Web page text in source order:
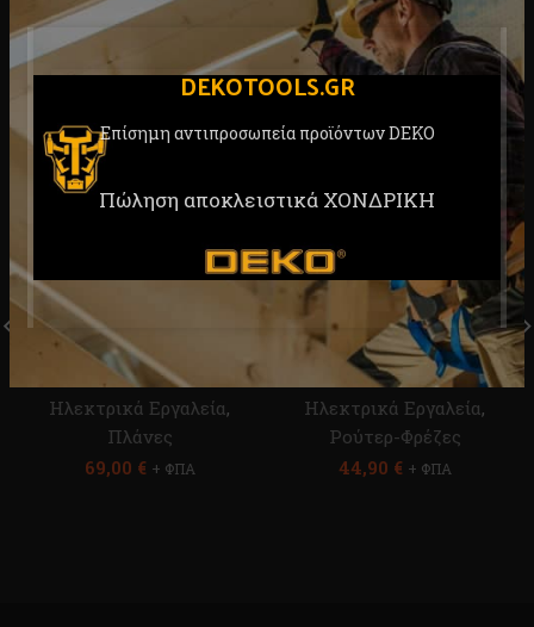
DEKOTOOLS.GR
Επίσημη αντιπροσωπεία προϊόντων DEKO
Πώληση αποκλειστικά ΧΟΝΔΡΙΚΗ
RELATED PRODUCTS
Ηλεκτρική Πλάνη 900W
DEKO DKEP900
Ηλεκτρικά Εργαλεία,
Πλάνες
69,00 € + ΦΠΑ
Κουρευτικό Περιθωρίων
350W DEKO DKER6
Ηλεκτρικά Εργαλεία,
Ρούτερ-Φρέζες
44,90 € + ΦΠΑ